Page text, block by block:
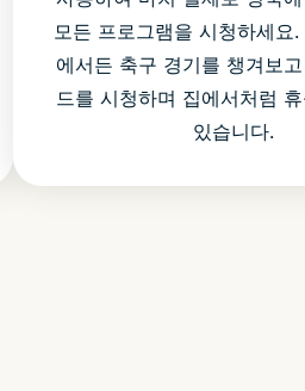
모든 프로그램을 시청하세요
에서든 축구 경기를 챙겨보
드를 시청하며 집에서처럼
있습니다.